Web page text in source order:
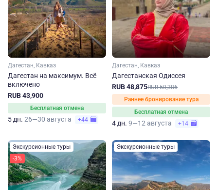
Дагестан, Кавказ
Дагестан на максимум. Вcё
включено
RUB 43,900
Бесплатная отмена
5 дн. 26—30 августа +44
Дагестан, Кавказ
Дагестанская Одиссея
RUB 48,875RUB 50,386
Раннее бронирование тура
Бесплатная отмена
4 дн. 9—12 августа +14
Экскурсионные туры
-3%
Экскурсионные туры